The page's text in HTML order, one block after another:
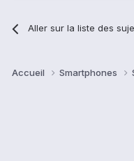
Aller sur la liste des
Accueil Smartphones